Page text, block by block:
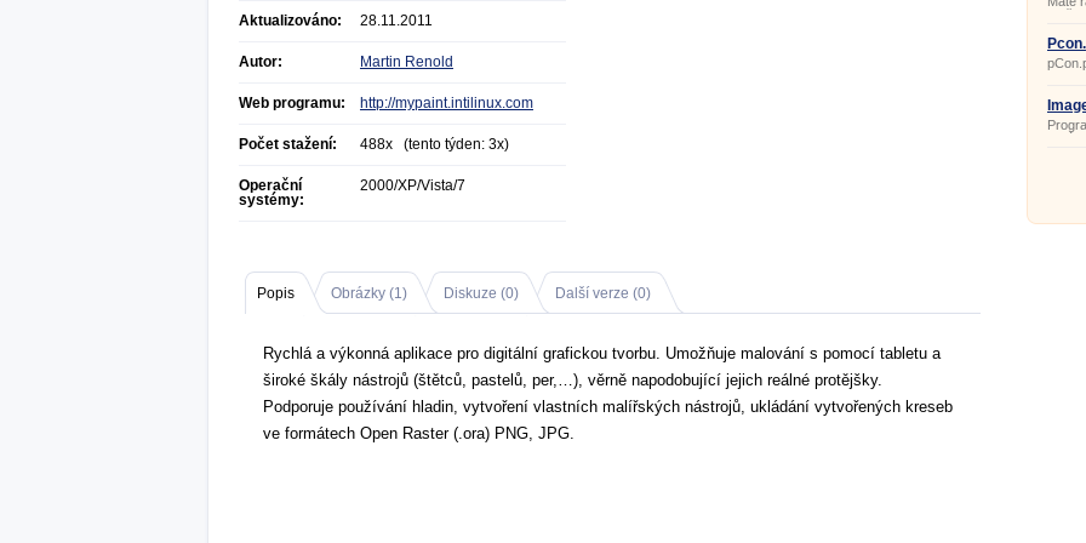
Aktualizováno: 28.11.2011
Autor: Martin Renold
Web programu: http://mypaint.intilinux.com
Počet stažení: 488x (tento týden: 3x)
Operační
systémy:
2000/XP/Vista/7
Popis Obrázky (1) Diskuze (0) Další verze (0)
Rychlá a výkonná aplikace pro digitální grafickou tvorbu. Umožňuje malování s pomocí tabletu a
široké škály nástrojů (štětců, pastelů, per,…), věrně napodobující jejich reálné protějšky.
Podporuje používání hladin, vytvoření vlastních malířských nástrojů, ukládání vytvořených kreseb
ve formátech Open Raster (.ora) PNG, JPG.
hravě
pro
nebo
vám s